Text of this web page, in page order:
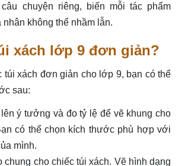
chuyện riêng, biến mỗi tác phẩm
nhân không thể nhầm lẫn.
xách lớp 9 đơn giản?
túi xách đơn giản cho lớp 9, bạn có thể
sau:
ý tưởng và đo tỷ lệ để vẽ khung cho
có thể chọn kích thước phù hợp với
mình.
chung cho chiếc túi xách. Vẽ hình dạng